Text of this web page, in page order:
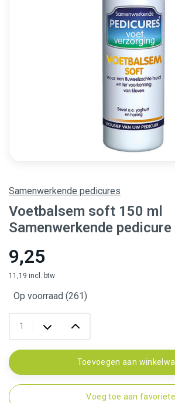
Samenwerkende pedicures
Voetbalsem soft 150 ml
Samenwerkende pedicure
9,25
11,19 incl. btw
Op voorraad (261)
Toevoegen aan
Voeg toe aan